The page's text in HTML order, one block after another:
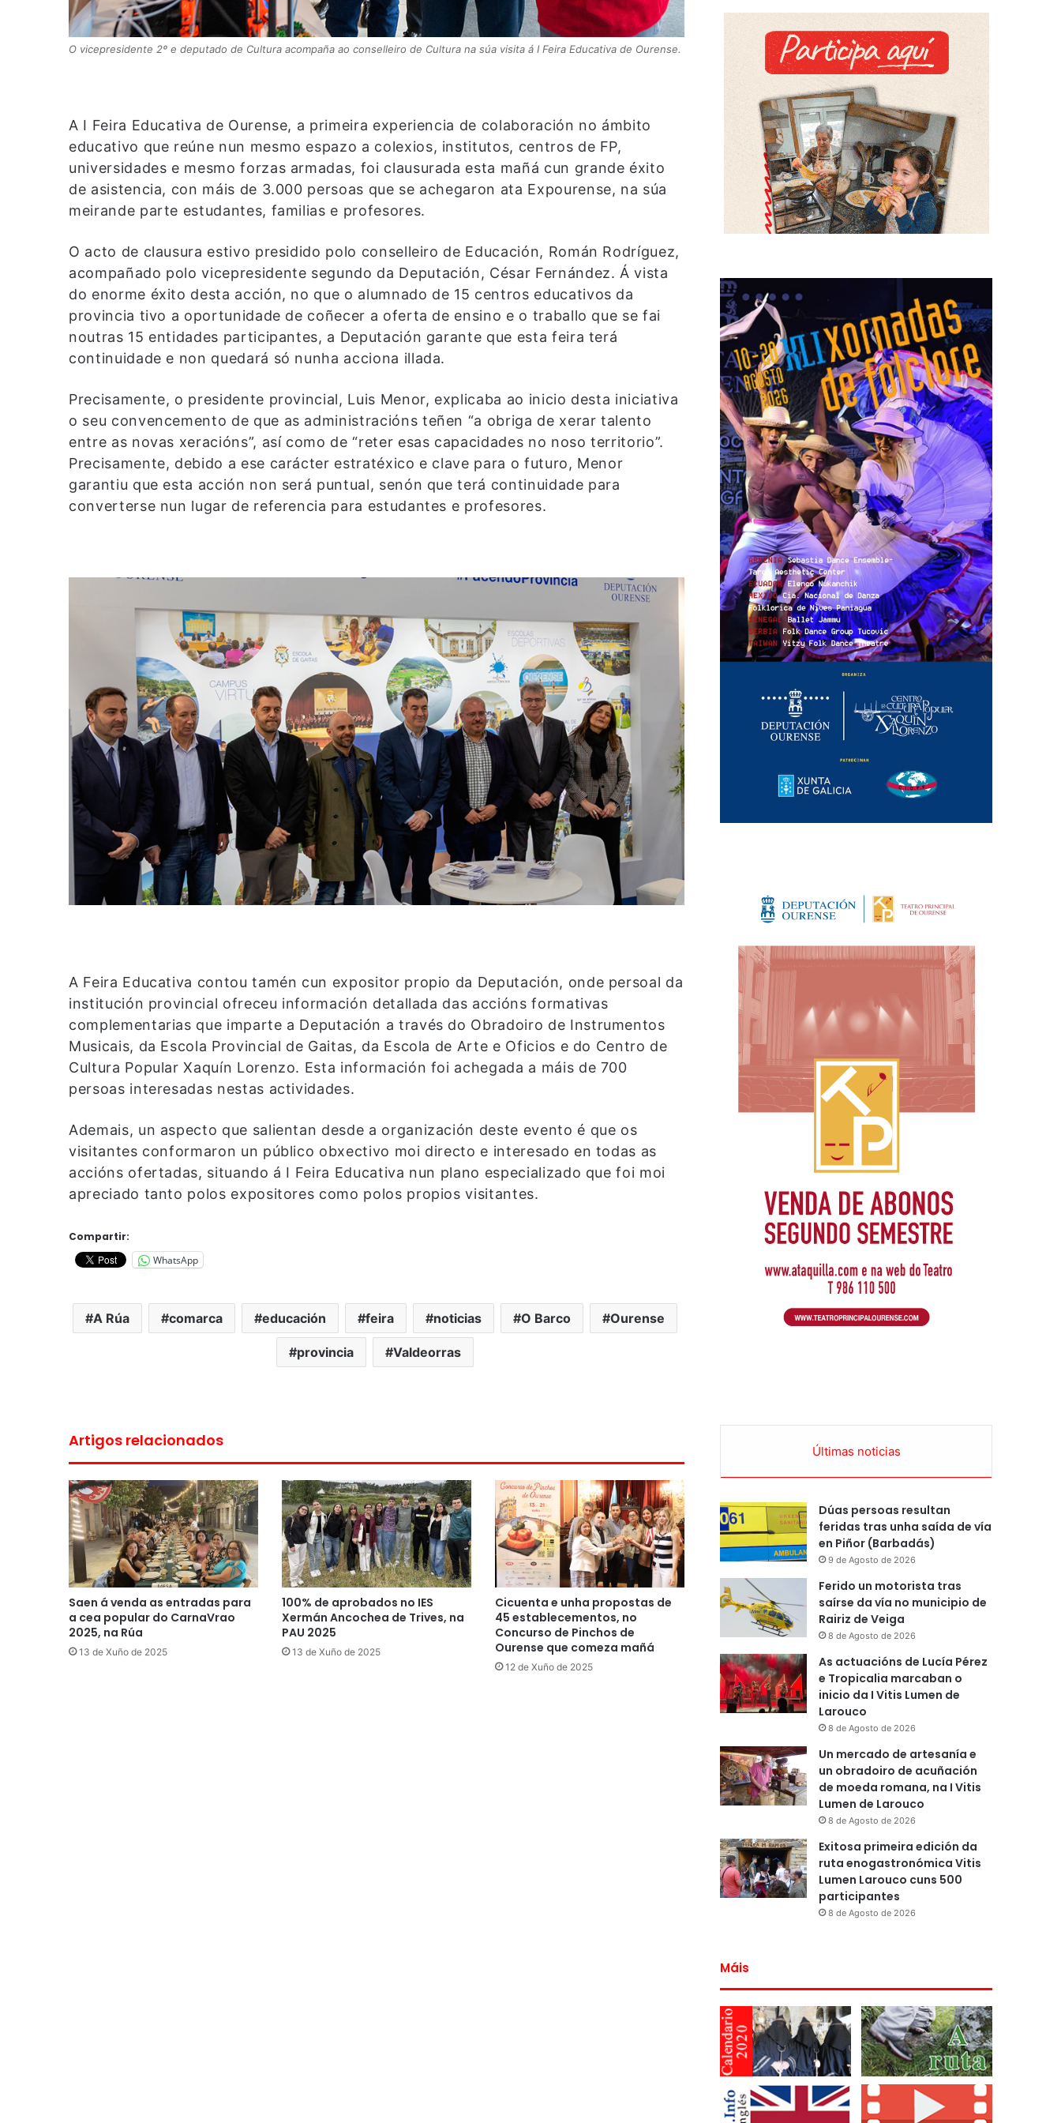
O vicepresidente 2º e deputado de Cultura acompaña ao conselleiro de Cultura na súa visita á I Feira Educativa de Ourense.
A I Feira Educativa de Ourense, a primeira experiencia de colaboración no ámbito
educativo que reúne nun mesmo espazo a colexios, institutos, centros de FP,
universidades e mesmo forzas armadas, foi clausurada esta mañá cun grande éxito
de asistencia, con máis de 3.000 persoas que se achegaron ata Expourense, na súa
meirande parte estudantes, familias e profesores.
O acto de clausura estivo presidido polo conselleiro de Educación, Román Rodríguez,
acompañado polo vicepresidente segundo da Deputación, César Fernández. Á vista
do enorme éxito desta acción, no que o alumnado de 15 centros educativos da
provincia tivo a oportunidade de coñecer a oferta de ensino e o traballo que se fai
noutras 15 entidades participantes, a Deputación garante que esta feira terá
continuidade e non quedará só nunha acciona illada.
Precisamente, o presidente provincial, Luis Menor, explicaba ao inicio desta iniciativa
o seu convencemento de que as administracións teñen “a obriga de xerar talento
entre as novas xeracións”, así como de “reter esas capacidades no noso territorio”.
Precisamente, debido a ese carácter estratéxico e clave para o futuro, Menor
garantiu que esta acción non será puntual, senón que terá continuidade para
converterse nun lugar de referencia para estudantes e profesores.
A Feira Educativa contou tamén cun expositor propio da Deputación, onde persoal da
institución provincial ofreceu información detallada das accións formativas
complementarias que imparte a Deputación a través do Obradoiro de Instrumentos
Musicais, da Escola Provincial de Gaitas, da Escola de Arte e Oficios e do Centro de
Cultura Popular Xaquín Lorenzo. Esta información foi achegada a máis de 700
persoas interesadas nestas actividades.
Ademais, un aspecto que salientan desde a organización deste evento é que os
visitantes conformaron un público obxectivo moi directo e interesado en todas as
accións ofertadas, situando á I Feira Educativa nun plano especializado que foi moi
apreciado tanto polos expositores como polos propios visitantes.
Compartir:
WhatsApp
A Rúa comarca educación feira noticias O Barco Ourense
provincia Valdeorras
Artigos relacionados
Saen á venda as entradas para
a cea popular do CarnaVrao
2025, na Rúa
13 de Xuño de 2025
100% de aprobados no IES
Xermán Ancochea de Trives, na
PAU 2025
13 de Xuño de 2025
Cicuenta e unha propostas de
45 establecementos, no
Concurso de Pinchos de
Ourense que comeza mañá
12 de Xuño de 2025
Últimas noticias
Dúas persoas resultan
feridas tras unha saída de vía
en Piñor (Barbadás)
9 de Agosto de 2026
Ferido un motorista tras
saírse da vía no municipio de
Rairiz de Veiga
8 de Agosto de 2026
As actuacións de Lucía Pérez
e Tropicalia marcaban o
inicio da I Vitis Lumen de
Larouco
8 de Agosto de 2026
Un mercado de artesanía e
un obradoiro de acuñación
de moeda romana, na I Vitis
Lumen de Larouco
8 de Agosto de 2026
Exitosa primeira edición da
ruta enogastronómica Vitis
Lumen Larouco cuns 500
participantes
8 de Agosto de 2026
Máis